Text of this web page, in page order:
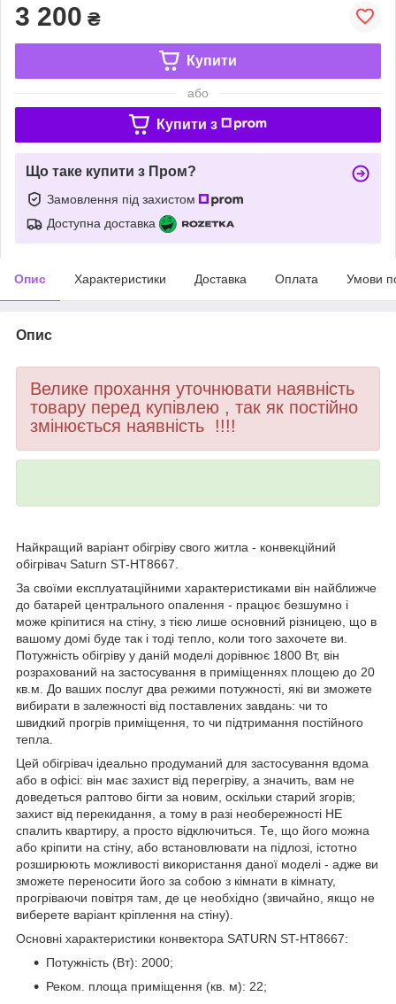
3 200 ₴
Купити
або
Купити з
Що таке купити з Пром?
Замовлення під захистом
Доступна доставка
Опис Характеристики Доставка Оплата Умови
Опис
Велике прохання уточнювати наявність
товару перед купівлею , так як постійно
змінюється наявність !!!!
Найкращий варіант обігріву свого житла - конвекційний
обігрівач Saturn ST-HT8667.
За своїми експлуатаційними характеристиками він найближче
до батарей центрального опалення - працює безшумно і
може кріпитися на стіну, з тією лише основний різницею, що в
вашому домі буде так і тоді тепло, коли того захочете ви.
Потужність обігріву у даній моделі дорівнює 1800 Вт, він
розрахований на застосування в приміщеннях площею до 20
кв.м. До ваших послуг два режими потужності, які ви зможете
вибирати в залежності від поставлених завдань: чи то
швидкий прогрів приміщення, то чи підтримання постійного
тепла.
Цей обігрівач ідеально продуманий для застосування вдома
або в офісі: він має захист від перегріву, а значить, вам не
доведеться раптово бігти за новим, оскільки старий згорів;
захист від перекидання, а тому в разі необережності НЕ
спалить квартиру, а просто відключиться. Те, що його можна
або кріпити на стіну, або встановлювати на підлозі, істотно
розширюють можливості використання даної моделі - адже ви
зможете переносити його за собою з кімнати в кімнату,
прогріваючи повітря там, де це необхідно (звичайно, якщо не
виберете варіант кріплення на стіну).
Основні характеристики конвектора SATURN ST-HT8667:
Потужність (Вт): 2000;
Реком. площа приміщення (кв. м): 22;